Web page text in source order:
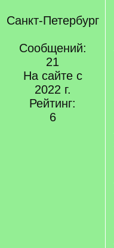
Санкт-Петербург
Сообщений:
21
На сайте с
2022 г.
Рейтинг:
6